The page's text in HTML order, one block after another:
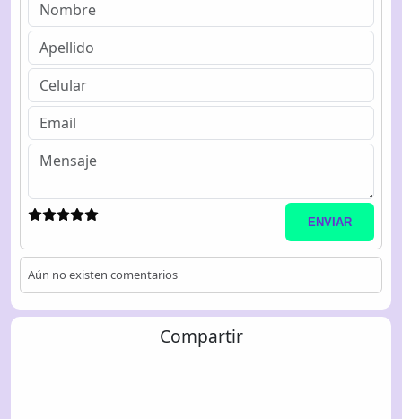
ENVIAR
Aún no existen comentarios
Compartir